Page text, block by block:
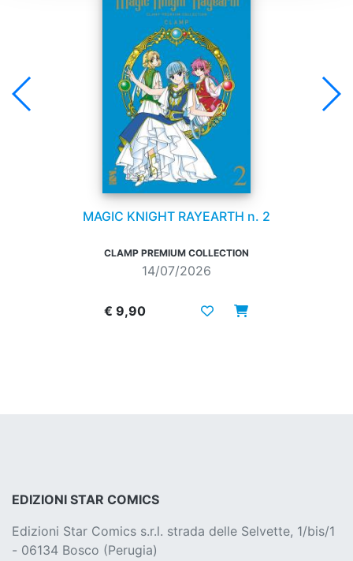
MAGIC KNIGHT RAYEARTH n. 2
CLAMP PREMIUM COLLECTION
14/07/2026
€ 9,90
EDIZIONI STAR COMICS
Edizioni Star Comics s.r.l. strada delle Selvette, 1/bis/1
- 06134 Bosco (Perugia)